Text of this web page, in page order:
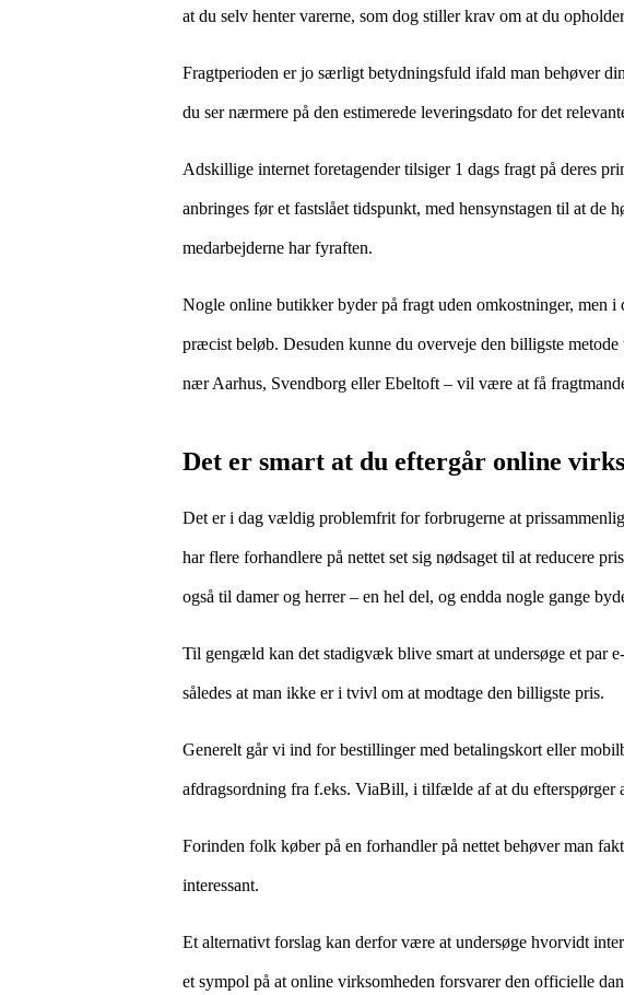
at du selv henter varerne, som dog stiller krav om at du
Fragtperioden er jo særligt betydningsfuld ifald man behøver
du ser nærmere på den estimerede leveringsdato for det
Adskillige internet foretagender tilsiger 1 dags fragt på deres
anbringes før et fastslået tidspunkt, med hensynstagen til at de
medarbejderne har fyraften.
Nogle online butikker byder på fragt uden omkostninger, men
præcist beløb. Desuden kunne du overveje den billigste
nær Aarhus, Svendborg eller Ebeltoft – vil være at få
Det er smart at du eftergår online
Det er i dag vældig problemfrit for forbrugerne at
har flere forhandlere på nettet set sig nødsaget til at reducere
også til damer og herrer – en hel del, og endda nogle gange
Til gengæld kan det stadigvæk blive smart at undersøge et par
således at man ikke er i tvivl om at modtage den billigste pris.
Generelt går vi ind for bestillinger med betalingskort eller
afdragsordning fra f.eks. ViaBill, i tilfælde af at du efterspørger
Forinden folk køber på en forhandler på nettet behøver man
interessant.
Et alternativt forslag kan derfor være at undersøge hvorvidt
et sympol på at online virksomheden forsvarer den officielle